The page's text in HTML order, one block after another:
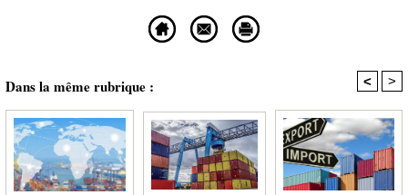
Dans la même rubrique : < >